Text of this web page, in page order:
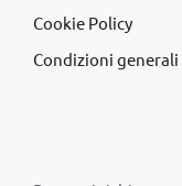
Cookie Policy
Condizioni